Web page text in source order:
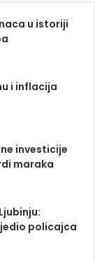
u istoriji
i inflacija
investicije
maraka
policajca